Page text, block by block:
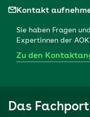
Kontakt
Sie haben Fragen
Expertinnen der
Zu den
Das